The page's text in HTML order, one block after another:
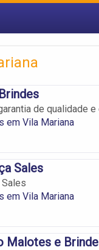
de qualidade
em Vila Mariana
Sales
Sales
em Vila Mariana
Malotes e